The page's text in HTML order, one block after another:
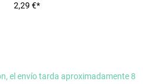
2,29 €*
el envío tarda aproximadamente 8